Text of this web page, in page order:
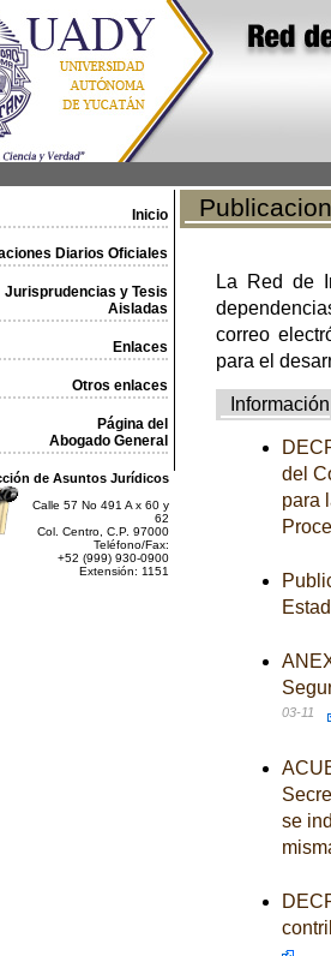
Inicio
Diarios Oficiales
Jurisprudencias y Tesis
Aisladas
Enlaces
Otros enlaces
Página del
Abogado General
de Asuntos Jurídicos
Calle 57 No 491 A x 60 y
62
Col. Centro, C.P. 97000
Teléfono/Fax:
+52 (999) 930-0900
Extensión: 1151
La Red de
correo
para el
Información
del
para
03-11
se